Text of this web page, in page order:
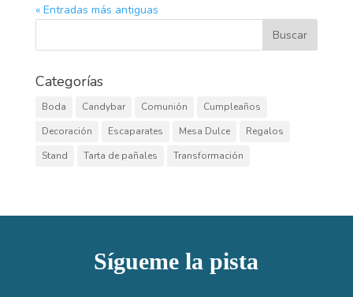
« Entradas más antiguas
Categorías
Boda Candybar Comunión
Cumpleaños
Decoración
Escaparates Mesa Dulce
Regalos
Stand
Tarta de pañales Transformación
Sígueme la pista